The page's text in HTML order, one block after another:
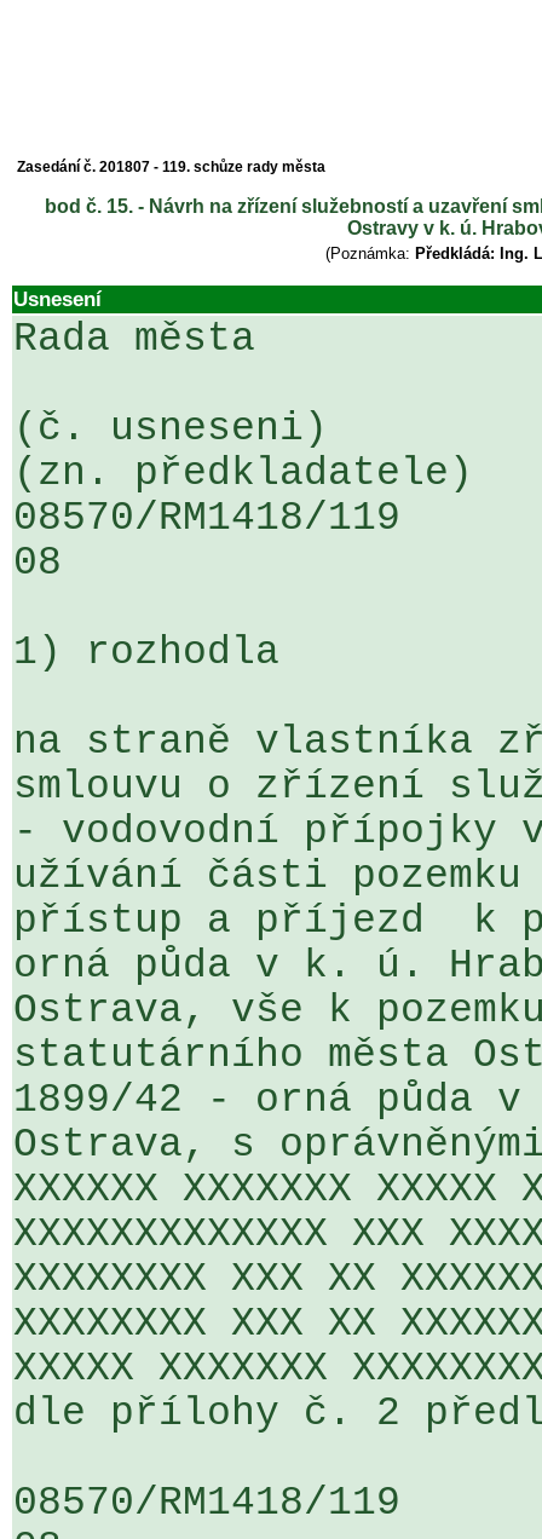
Zasedání č. 201807 - 119. schůze rady města
bod č. 15. - Návrh na zřízení služebností a uzavření
Ostravy v k. ú.
(Poznámka: Předkládá: Ing.
Usnesení
Rada města
(č. usneseni)
(zn. předkladatele)
08570/RM1418/
08
1) rozhodla
na straně vlastníka
smlouvu o zřízení
- vodovodní přípojky
užívání části
přístup a příjezd  k
orná půda v k. ú.
Ostrava, vše k
statutárního města
1899/42 - orná půda
Ostrava, s
XXXXXX XXXXXXX XXXXX
XXXXXXXXXXXXX XXX
XXXXXXXX XXX XX
XXXXXXXX XXX XX
XXXXX XXXXXXX
dle přílohy č. 2
08570/RM1418/